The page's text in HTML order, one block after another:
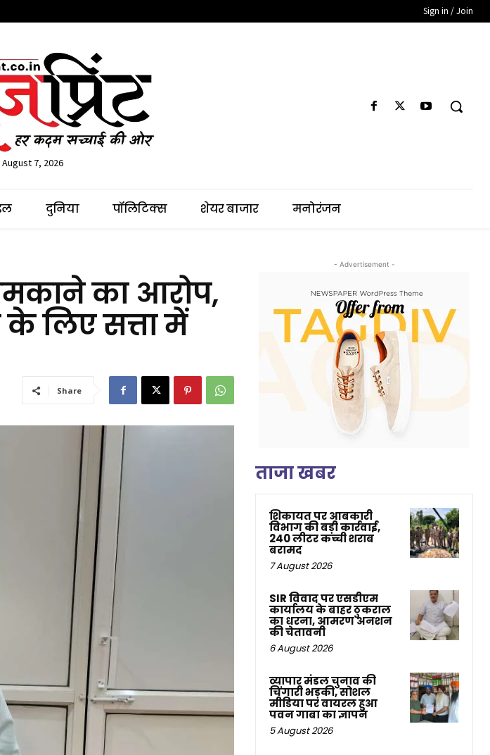
Sign in / Join
7, 2026
दुनिया पॉलिटिक्स शेयर बाजार मनोरंजन
का आरोप,
लिए सत्ता में
Share
- Advertisement -
ताजा खबर
शिकायत पर आबकारी
विभाग की बड़ी कार्रवाई,
240 लीटर कच्ची शराब
बरामद
7 August 2026
SIR विवाद पर एसडीएम
कार्यालय के बाहर ठुकराल
का धरना, आमरण अनशन
की चेतावनी
6 August 2026
व्यापार मंडल चुनाव की
चिंगारी भड़की, सोशल
मीडिया पर वायरल हुआ
पवन गाबा का ज्ञापन
5 August 2026